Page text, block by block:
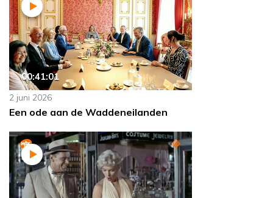
00:41:01
2 juni 2026
Een ode aan de Waddeneilanden